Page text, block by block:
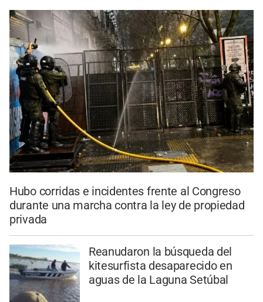
Hubo corridas e incidentes frente al Congreso
durante una marcha contra la ley de propiedad
privada
Reanudaron la búsqueda del
kitesurfista desaparecido en
aguas de la Laguna Setúbal